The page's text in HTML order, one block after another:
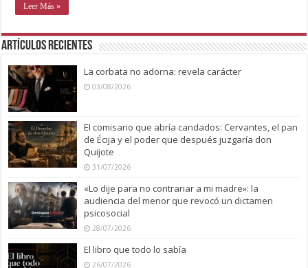
Leer Más »
Artículos recientes
La corbata no adorna: revela carácter
03/08/2026
El comisario que abría candados: Cervantes, el pan
de Écija y el poder que después juzgaría don
Quijote
31/07/2026
«Lo dije para no contrariar a mi madre»: la
audiencia del menor que revocó un dictamen
psicosocial
28/07/2026
El libro que todo lo sabía
26/07/2026